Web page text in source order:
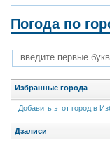
Погода по
Избранные города
Добавить этот город в
Дзалиси